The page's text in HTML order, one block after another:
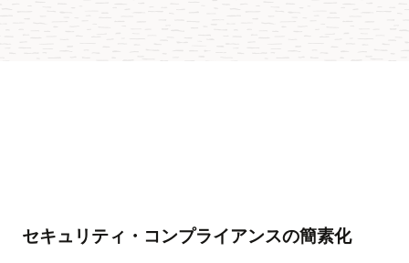
セキュリティ・コンプライアンスの簡素化